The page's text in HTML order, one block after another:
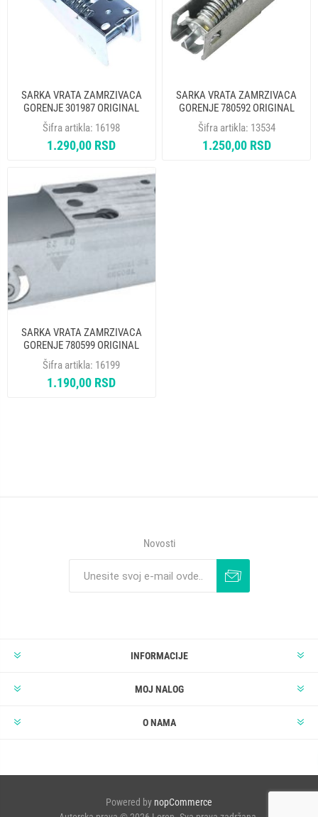
SARKA VRATA ZAMRZIVACA
GORENJE 301987 ORIGINAL
Šifra artikla: 16198
1.290,00 RSD
SARKA VRATA ZAMRZIVACA
GORENJE 780592 ORIGINAL
Šifra artikla: 13534
1.250,00 RSD
SARKA VRATA ZAMRZIVACA
GORENJE 780599 ORIGINAL
Šifra artikla: 16199
1.190,00 RSD
Novosti
INFORMACIJE
MOJ NALOG
O NAMA
Powered by nopCommerce